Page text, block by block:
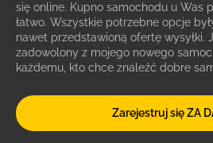
się online. Kupno samochodu u Was
łatwo. Wszystkie potrzebne opcje
nawet przedstawioną ofertę wysyłki.
zadowolony z mojego nowego
każdemu, kto chce znaleźć dobre
Zarejestruj się ZA